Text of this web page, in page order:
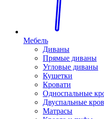
Мебель
Диваны
Прямые диваны
Угловые диваны
Кушетки
Кровати
Односпальные
Двуспальные
Матрасы